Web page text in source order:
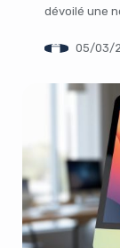
dévoilé une
M4.
passionnés
05/03/